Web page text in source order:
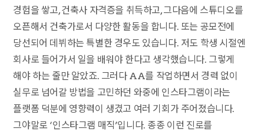
경험을 쌓고, 건축사 자격증을 취득하고, 그다음에 스튜디오를
오픈해서 건축가로서 다양한 활동을 합니다. 또는 공모전에
당선되어 데뷔하는 특별한 경우도 있습니다. 저도 학생 시절엔
회사로 들어가서 일을 배워야 한다고 생각했습니다. 그렇게
해야 하는 줄만 알았죠. 그러다 AA를 작업하면서 경력 없이
실무로 넘어갈 방법을 고민하던 와중에 인스타그램이라는
플랫폼 덕분에 영향력이 생겼고 여러 기회가 주어졌습니다.
그야말로 ‘인스타그램 매직’입니다. 종종 이런 진로를